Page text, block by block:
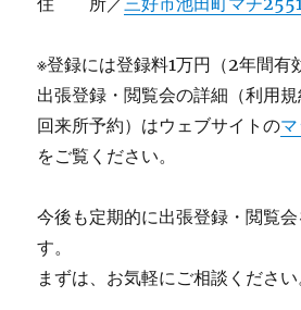
※登録には登録料1万円（2年間有
出張登録・閲覧会の詳細（利用
回来所予約）はウェブサイトの
をご覧ください。
今後も定期的に出張登録・閲覧
す。
まずは、お気軽にご相談ください